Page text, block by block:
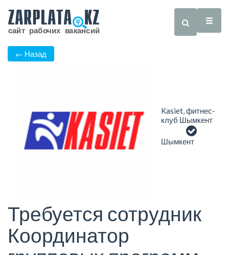
← Назад
Kasiet, фитнес-
клуб Шымкент
Шымкент
Требуется сотрудник
Координатор